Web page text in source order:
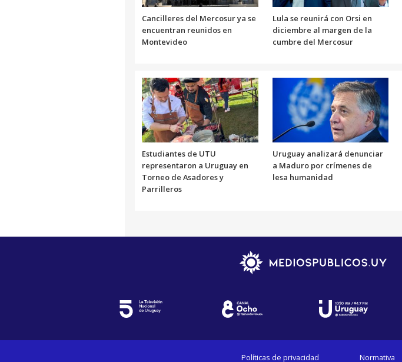
Cancilleres del Mercosur ya se
encuentran reunidos en
Montevideo
Lula se reunirá con Orsi en
diciembre al margen de la
cumbre del Mercosur
Estudiantes de UTU
representaron a Uruguay en
Torneo de Asadores y
Parrilleros
Uruguay analizará denunciar
a Maduro por crímenes de
lesa humanidad
Políticas de privacidad Normativa